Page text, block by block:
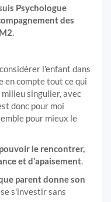
Psychologue
des
l'enfant dans
en compte tout ce qui
singulier, avec
donc pour moi
pour mieux le
pouvoir le rencontrer,
et d’apaisement.
parent donne son
s'investir sans